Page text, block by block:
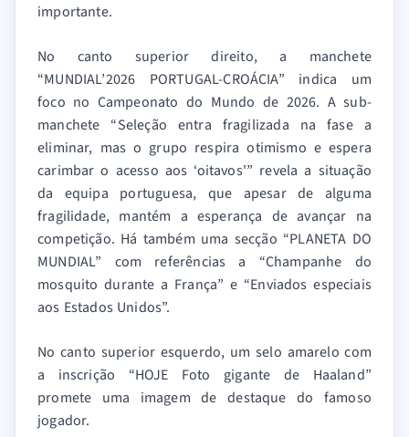
importante.
No canto superior direito, a manchete
“MUNDIAL’2026 PORTUGAL-CROÁCIA” indica um
foco no Campeonato do Mundo de 2026. A sub-
manchete “Seleção entra fragilizada na fase a
eliminar, mas o grupo respira otimismo e espera
carimbar o acesso aos ‘oitavos'” revela a situação
da equipa portuguesa, que apesar de alguma
fragilidade, mantém a esperança de avançar na
competição. Há também uma secção “PLANETA DO
MUNDIAL” com referências a “Champanhe do
mosquito durante a França” e “Enviados especiais
aos Estados Unidos”.
No canto superior esquerdo, um selo amarelo com
a inscrição “HOJE Foto gigante de Haaland”
promete uma imagem de destaque do famoso
jogador.